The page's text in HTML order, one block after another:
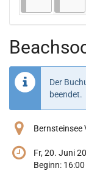
Der
beendet.
Bernsteinsee
Fr, 20. Juni
Beginn: 16:00